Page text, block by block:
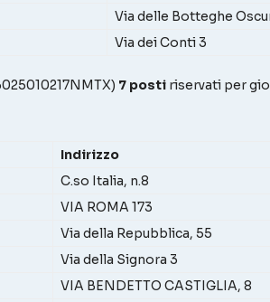
Via delle Botteghe
Via dei Conti 3
7 posti riservati per
Indirizzo
C.so Italia, n.8
VIA ROMA 173
Via della Repubblica, 55
Via della Signora 3
VIA BENDETTO CASTIGLIA, 8